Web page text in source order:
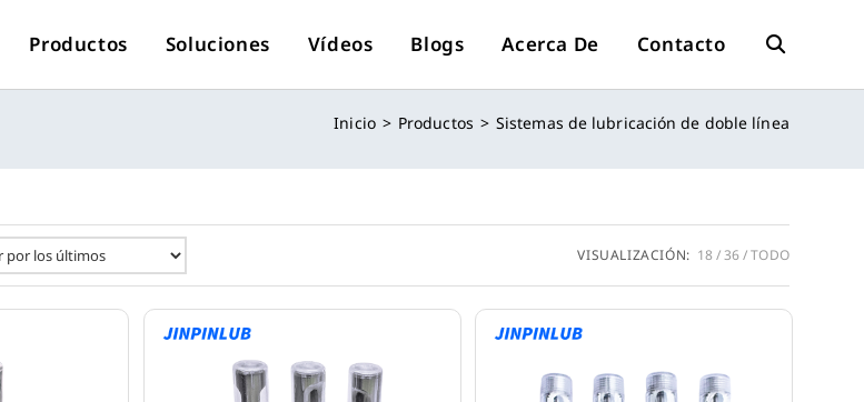
Productos Soluciones Vídeos Blogs Acerca De Contacto Alternar
Búsqueda
De
La
Inicio > Productos > Sistemas de lubricación de doble línea
VISUALIZACIÓN: 18 36 TODO